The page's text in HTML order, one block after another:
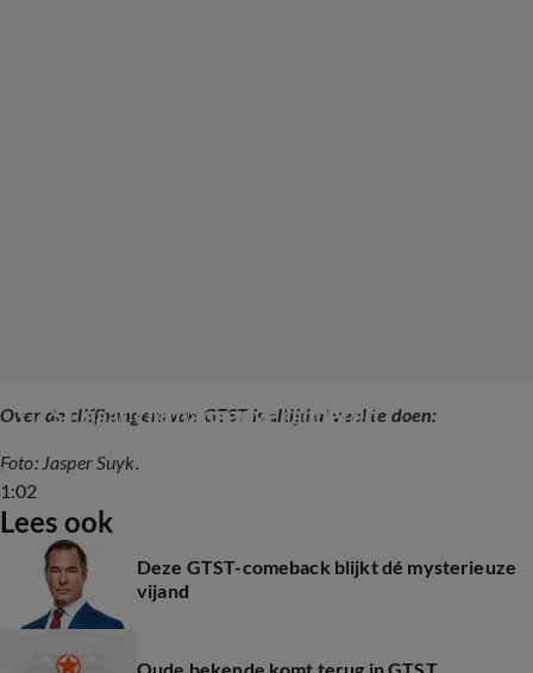
Over de cliffhangers van GTST is altijd al veel te doen:
1:02
GTST gaat cliffhanger veranderen
Foto: Jasper Suyk.
Lees ook
Deze GTST-comeback blijkt dé mysterieuze
vijand